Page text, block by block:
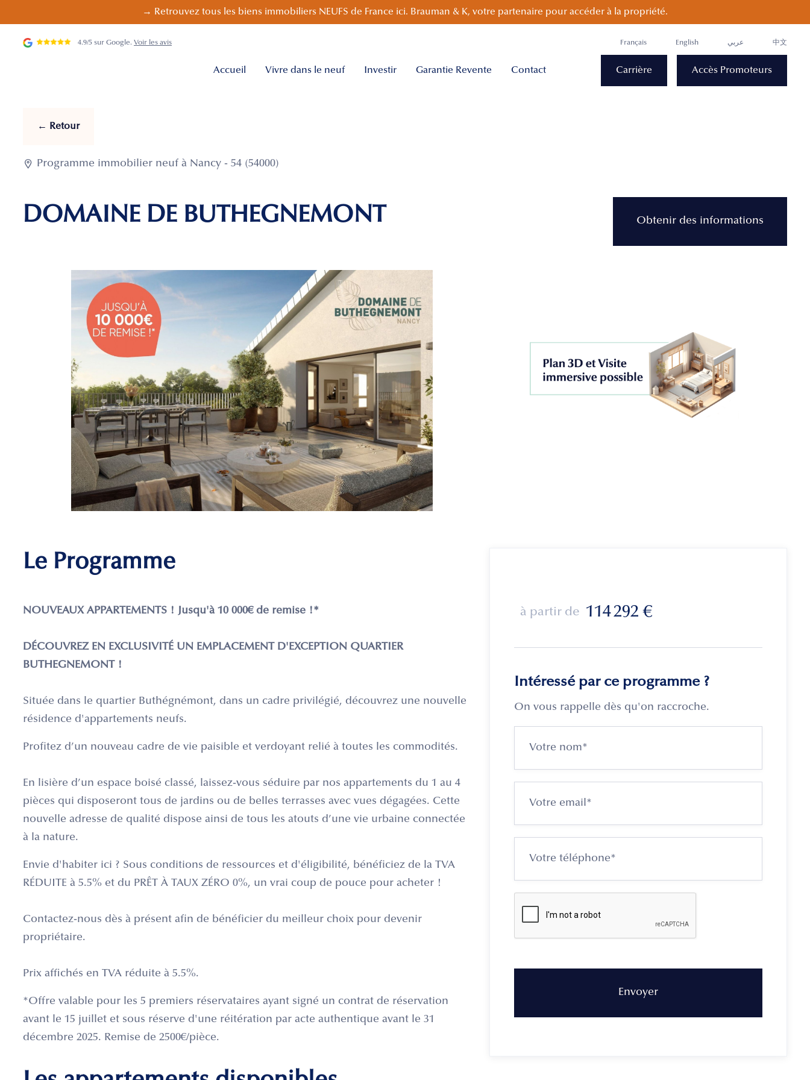
→ Retrouvez tous les biens immobiliers NEUFS de France ici. Brauman & K, votre partenaire pour accéder à la propriété.
4.9/5 sur Google. Voir les avis Français English عربي 中文
Accueil Vivre dans le neuf Investir Garantie Revente Contact Carrière Accès Promoteurs
← Retour
 Programme immobilier neuf à Nancy - 54 (54000)
DOMAINE DE BUTHEGNEMONT Obtenir des informations
Le Programme
NOUVEAUX APPARTEMENTS ! Jusqu'à 10 000€ de remise !*
DÉCOUVREZ EN EXCLUSIVITÉ UN EMPLACEMENT D'EXCEPTION QUARTIER
BUTHEGNEMONT !
Située dans le quartier Buthégnémont, dans un cadre privilégié, découvrez une nouvelle
résidence d'appartements neufs.
Profitez d’un nouveau cadre de vie paisible et verdoyant relié à toutes les commodités.
En lisière d’un espace boisé classé, laissez-vous séduire par nos appartements du 1 au 4
pièces qui disposeront tous de jardins ou de belles terrasses avec vues dégagées. Cette
nouvelle adresse de qualité dispose ainsi de tous les atouts d’une vie urbaine connectée
à la nature.
Envie d'habiter ici ? Sous conditions de ressources et d'éligibilité, bénéficiez de la TVA
RÉDUITE à 5.5% et du PRÊT À TAUX ZÉRO 0%, un vrai coup de pouce pour acheter !
Contactez-nous dès à présent afin de bénéficier du meilleur choix pour devenir
propriétaire.
Prix affichés en TVA réduite à 5.5%.
*Offre valable pour les 5 premiers réservataires ayant signé un contrat de réservation
avant le 15 juillet et sous réserve d'une réitération par acte authentique avant le 31
décembre 2025. Remise de 2500€/pièce.
à partir de 114 292 €
Intéressé par ce programme ?
On vous rappelle dès qu'on raccroche.